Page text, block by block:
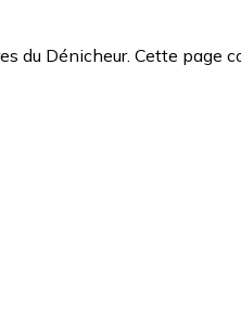
du Dénicheur. Cette